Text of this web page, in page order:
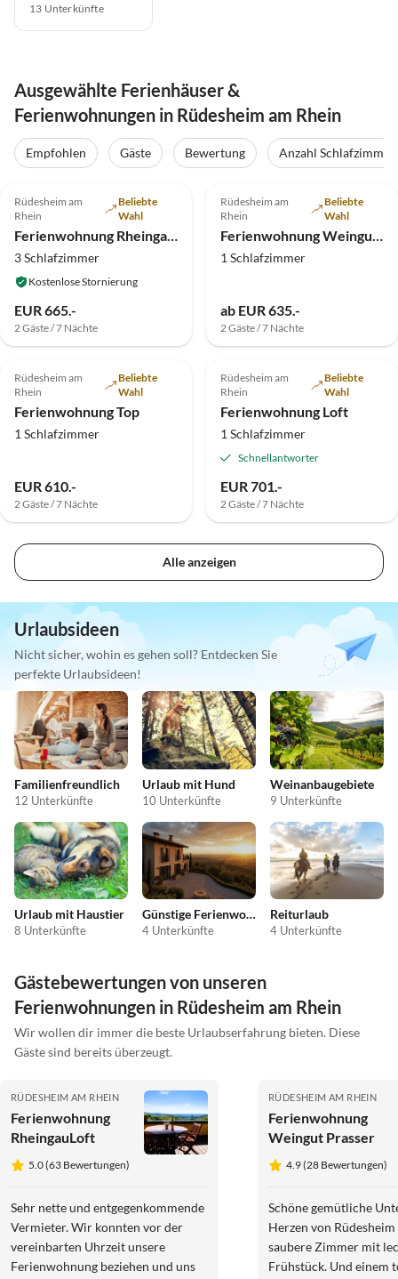
13 Unterkünfte
Ausgewählte Ferienhäuser &
Ferienwohnungen in Rüdesheim am Rhein
Empfohlen Gäste Bewertung
Anzahl Schlafzimmer
Rüdesheim am
Rhein
Beliebte
Wahl
Ferienwohnung RheingauLoft
3 Schlafzimmer
Kostenlose Stornierung
EUR 665.-
2 Gäste / 7 Nächte
Rüdesheim am
Rhein
Beliebte
Wahl
Ferienwohnung Weingut Prasser
1 Schlafzimmer
ab EUR 635.-
2 Gäste / 7 Nächte
4.5 (16)
Rüdesheim am
Rhein
Beliebte
Wahl
Ferienwohnung Top
1 Schlafzimmer
EUR 610.-
2 Gäste / 7 Nächte
Rüdesheim am
Rhein
Beliebte
Wahl
Ferienwohnung Loft
1 Schlafzimmer
Schnellantworter
EUR 701.-
2 Gäste / 7 Nächte
Alle anzeigen
Urlaubsideen
Nicht sicher, wohin es gehen soll? Entdecken Sie
perfekte Urlaubsideen!
Familienfreundlich
12 Unterkünfte
Urlaub mit Hund
10 Unterkünfte
Weinanbaugebiete
9 Unterkünfte
Urlaub mit Haustier
8 Unterkünfte
Günstige Ferienwohnungen
4 Unterkünfte
Reiturlaub
4 Unterkünfte
Gästebewertungen von unseren
Ferienwohnungen in Rüdesheim am Rhein
Wir wollen dir immer die beste Urlaubserfahrung bieten. Diese
Gäste sind bereits überzeugt.
RÜDESHEIM AM RHEIN
Ferienwohnung
RheingauLoft
5.0 (63 Bewertungen)
Sehr nette und entgegenkommende
Vermieter. Wir konnten vor der
vereinbarten Uhrzeit unsere
Ferienwohnung beziehen und uns
RÜDESHEIM AM RHEIN
Ferienwohnung
Weingut Prasser
4.9 (28 Bewertungen)
Schöne gemütliche
Herzen von Rüdesheim Schöne
saubere Zimmer mit
Frühstück. Und einem